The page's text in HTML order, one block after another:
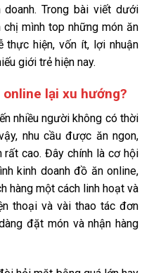
Trong bài viết dưới
mình top những món ăn
thực hiện, vốn ít, lợi nhuận
giới trẻ hiện nay.
lại xu hướng?
nhiều người không có thời
nhu cầu được ăn ngon,
rất cao. Đây chính là cơ hội
kinh doanh đồ ăn online,
hàng một cách linh hoạt và
thoại và vài thao tác đơn
đặt món và nhận hàng